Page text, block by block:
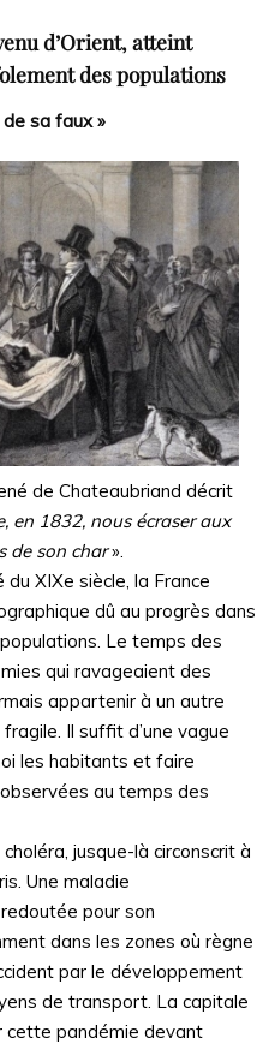
d’Orient, atteint
des populations
sa faux »
de Chateaubriand décrit
en 1832, nous écraser aux
de son char».
XIXe siècle, la France
dû au progrès dans
Le temps des
qui ravageaient des
appartenir à un autre
Il suffit d’une vague
les habitants et faire
au temps des
jusque-là circonscrit à
Une maladie
pour son
dans les zones où règne
par le développement
de transport. La capitale
cette pandémie devant